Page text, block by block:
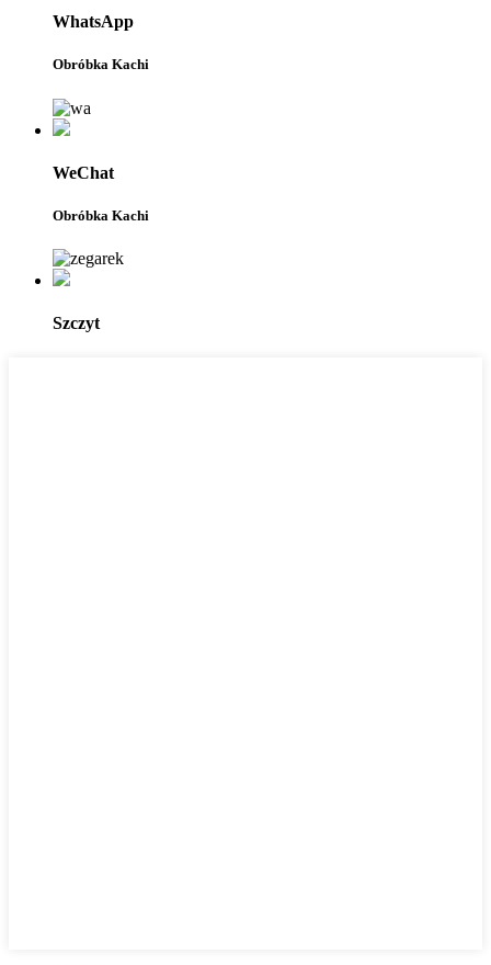
WhatsApp
Obróbka Kachi
WeChat
Obróbka Kachi
Szczyt